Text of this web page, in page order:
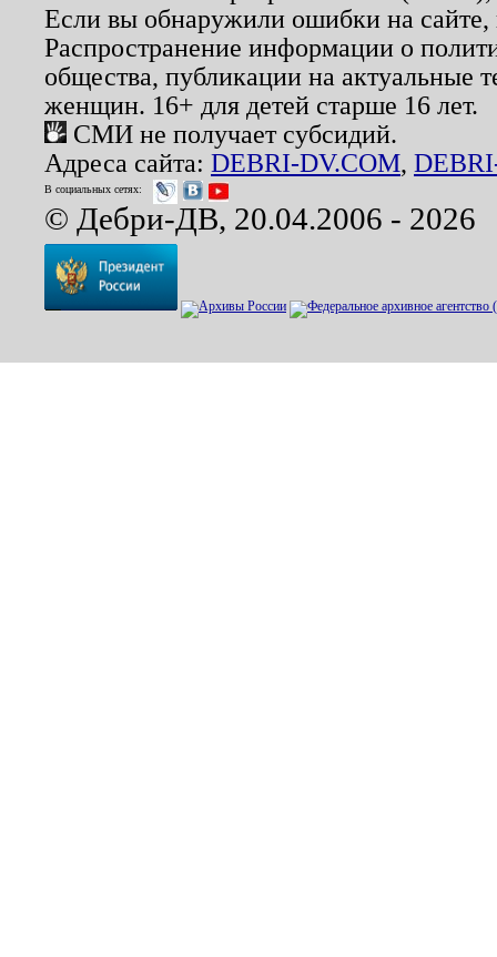
Если вы обнаружили ошибки на
Распространение информации о
общества, публикации на актуальные
женщин. 16+ для детей старше 16 лет.
СМИ не получает субсидий.
Адреса сайта: DEBRI-DV.COM,
В социальных сетях:
© Дебри-ДВ, 20.04.2006 - 2026